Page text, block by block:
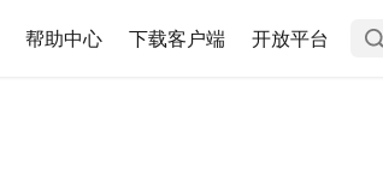
帮助中心 下载客户端 开放平台